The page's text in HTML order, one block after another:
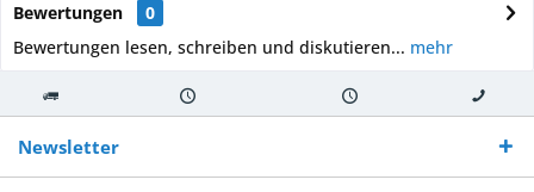
Bewertungen
0
Bewertungen lesen, schreiben und diskutieren... mehr
Kostenloser
Versand ab €
250,-
Versand innerhalb von Versand von So erreichen
Sie uns 0160
970 511 90
Newsletter